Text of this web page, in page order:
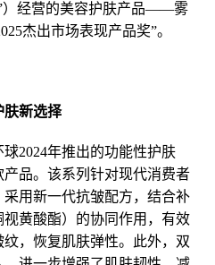
）经营的美容护肤产品——雾
杰出市场表现产品奖”。
肤新选择
2024年推出的功能性护肤
品。该系列针对现代消费者
用新一代抗皱配方，结合补
黄酸酯）的协同作用，有效
，恢复肌肤弹性。此外，双